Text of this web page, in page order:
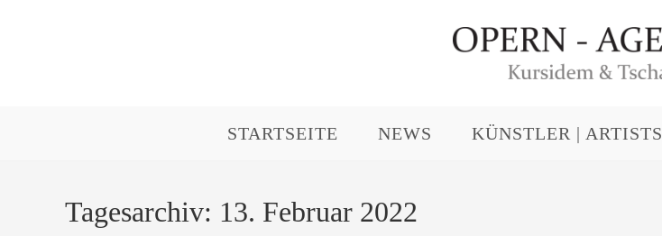
STARTSEITE NEWS KÜNSTLER | ARTISTS
Tagesarchiv: 13. Februar 2022